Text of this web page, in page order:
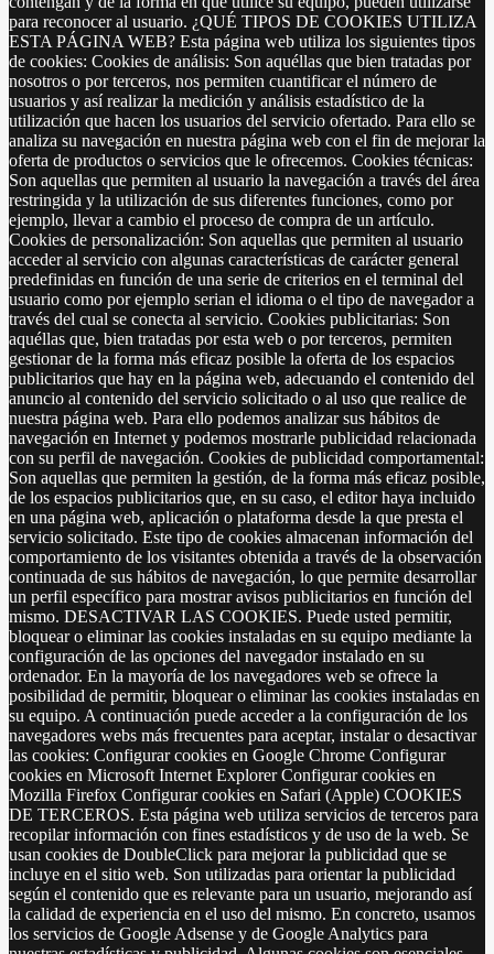
para reconocer al usuario. ¿QUÉ TIPOS DE COOKIES UTILIZA
ESTA PÁGINA WEB? Esta página web utiliza los siguientes tipos
de cookies: Cookies de análisis: Son aquéllas que bien tratadas por
nosotros o por terceros, nos permiten cuantificar el número de
usuarios y así realizar la medición y análisis estadístico de la
utilización que hacen los usuarios del servicio ofertado. Para ello se
analiza su navegación en nuestra página web con el fin de mejorar la
oferta de productos o servicios que le ofrecemos. Cookies técnicas:
Son aquellas que permiten al usuario la navegación a través del área
restringida y la utilización de sus diferentes funciones, como por
ejemplo, llevar a cambio el proceso de compra de un artículo.
Cookies de personalización: Son aquellas que permiten al usuario
acceder al servicio con algunas características de carácter general
predefinidas en función de una serie de criterios en el terminal del
usuario como por ejemplo serian el idioma o el tipo de navegador a
través del cual se conecta al servicio. Cookies publicitarias: Son
aquéllas que, bien tratadas por esta web o por terceros, permiten
gestionar de la forma más eficaz posible la oferta de los espacios
publicitarios que hay en la página web, adecuando el contenido del
anuncio al contenido del servicio solicitado o al uso que realice de
nuestra página web. Para ello podemos analizar sus hábitos de
navegación en Internet y podemos mostrarle publicidad relacionada
con su perfil de navegación. Cookies de publicidad comportamental:
Son aquellas que permiten la gestión, de la forma más eficaz posible,
de los espacios publicitarios que, en su caso, el editor haya incluido
en una página web, aplicación o plataforma desde la que presta el
servicio solicitado. Este tipo de cookies almacenan información del
comportamiento de los visitantes obtenida a través de la observación
continuada de sus hábitos de navegación, lo que permite desarrollar
un perfil específico para mostrar avisos publicitarios en función del
mismo. DESACTIVAR LAS COOKIES. Puede usted permitir,
bloquear o eliminar las cookies instaladas en su equipo mediante la
configuración de las opciones del navegador instalado en su
ordenador. En la mayoría de los navegadores web se ofrece la
posibilidad de permitir, bloquear o eliminar las cookies instaladas en
su equipo. A continuación puede acceder a la configuración de los
navegadores webs más frecuentes para aceptar, instalar o desactivar
las cookies: Configurar cookies en Google Chrome Configurar
cookies en Microsoft Internet Explorer Configurar cookies en
Mozilla Firefox Configurar cookies en Safari (Apple) COOKIES
DE TERCEROS. Esta página web utiliza servicios de terceros para
recopilar información con fines estadísticos y de uso de la web. Se
usan cookies de DoubleClick para mejorar la publicidad que se
incluye en el sitio web. Son utilizadas para orientar la publicidad
según el contenido que es relevante para un usuario, mejorando así
la calidad de experiencia en el uso del mismo. En concreto, usamos
los servicios de Google Adsense y de Google Analytics para